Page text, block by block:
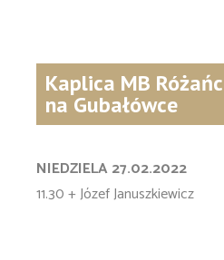
Kaplica MB
na Gubałówce
NIEDZIELA 27.02.2022
11.30 + Józef Januszkiewicz